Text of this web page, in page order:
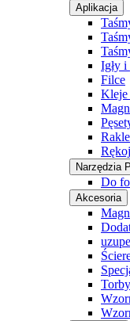
Aplikacja
Igły i
Filce
Kleje
Rakle
Narzędzia
Do
Akcesoria